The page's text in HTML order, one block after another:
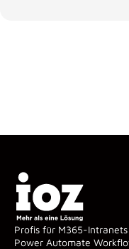
Profis für M365-
Power Automate